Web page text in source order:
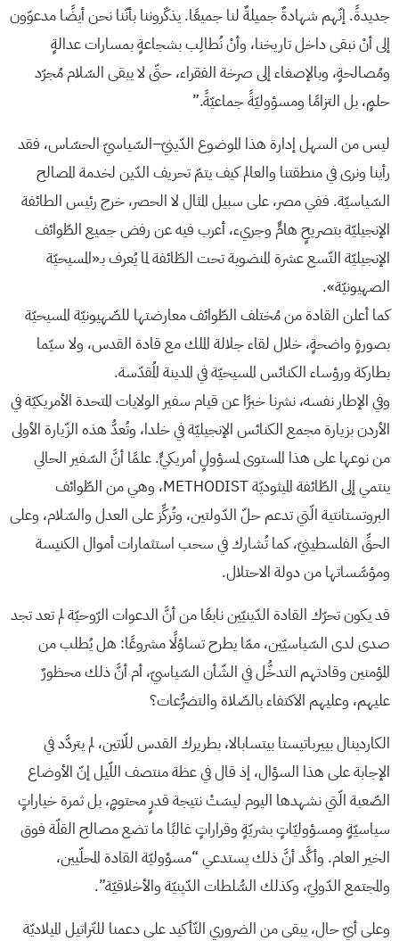
جديدةً. إنّهم شهادةٌ جميلةٌ لنا جميعًا. يذكّروننا بأنّنا نحن أيضًا مدعوّون
إلى أنْ نبقى داخل تاريخنا، وأنْ نُطالِب بشجاعةٍ بمسارات عدالةٍ
ومُصالحةٍ، وبالإصغاء إلى صرخة الفقراء، حتّى لا يبقى السّلام مُجرّد
حلمٍ، بل التزامًا ومسؤوليّةً جماعيّةً.”
ليس من السهل إدارة هذا الموضوع الدّينيّ–السّياسيّ الحسّاس، فقد
رأينا ونرى في منطقتنا والعالم كيف يتمّ تحريف الدّين لخدمة المصالح
السّياسيّة. ففي مصر، على سبيل المثال لا الحصر، خرج رئيس الطائفة
الإنجيليّة بتصريحٍ هامٍّ وجريء، أعرب فيه عن رفض جميع الطّوائف
الإنجيليّة التّسع عشرة المنضوية تحت الطّائفة لما يُعرف بـ«المسيحيّة
الصهيونيّة».
كما أعلن القادة من مُختلف الطّوائف معارضتها للصّهيونيّة المسيحيّة
بصورةٍ واضحةٍ، خلال لقاء جلالة الملك مع قادة القدس، ولا سيّما
بطاركة ورؤساء الكنائس المسيحيّة في المدينة المُقدّسة.
وفي الإطار نفسه، نشرنا خبرًا عن قيام سفير الولايات المتحدة الأمريكيّة في
الأردن بزيارة مجمع الكنائس الإنجيليّة في خلدا، وتُعدُّ هذه الزّيارة الأولى
من نوعها على هذا المستوى لمسؤولٍ أمريكيٍّ. علمًا أنَّ السّفير الحالي
ينتمي إلى الطّائفة الميثوديّة METHODIST، وهي من الطّوائف
البروتستانتية الّتي تدعم حلّ الدّولتين، وتُركِّز على العدل والسّلام، وعلى
الحقِّ الفلسطينيّ، كما تُشارك في سحب استثمارات أموال الكنيسة
ومؤسَّساتها من دولة الاحتلال.
قد يكون تحرّك القادة الدّينيّين نابعًا من أنَّ الدعوات الرّوحيّة لم تعد تجد
صدى لدى السّياسيّين، ممّا يطرح تساؤلًا مشروعًا: هل يُطلب من
المؤمنين وقادتهم التدخُّل في الشّأن السّياسيّ، أم أنَّ ذلك محظورٌ
عليهم، وعليهم الاكتفاء بالصّلاة والتضرُّعات؟
الكاردينال بييرباتيستا بيتسابالا، بطريرك القدس للّاتين، لم يتردَّد في
الإجابة على هذا السؤال، إذ قال في عظة منتصف اللّيل إنّ الأوضاع
الصّعبة الّتي نشهدها اليوم ليسَتْ نتيجة قدرٍ محتومٍ، بل ثمرة خياراتٍ
سياسيّةٍ ومسؤوليّاتٍ بشريّةٍ وقراراتٍ غالبًا ما تضع مصالح القلّة فوق
الخير العام. وأكَّد أنَّ ذلك يستدعي “مسؤوليّة القادة المحلّيين،
والمجتمع الدّوليّ، وكذلك السُّلطات الدّينيّة والأخلاقيّة”.
وعلى أيّ حال، يبقى من الضروري التّأكيد على دعمنا للتّراتيل الميلاديّة